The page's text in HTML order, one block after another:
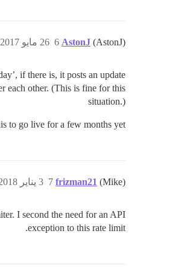
AstonJ (AstonJ) 26 مايو 2017، 1:27ص 6
if there is, it posts an update
each other. (This is fine for this
situation.)
to go live for a few months yet.
frizman21 (Mike) 3 يناير 2018، 11:44م 7
I second the need for an API
exception to this rate limit.